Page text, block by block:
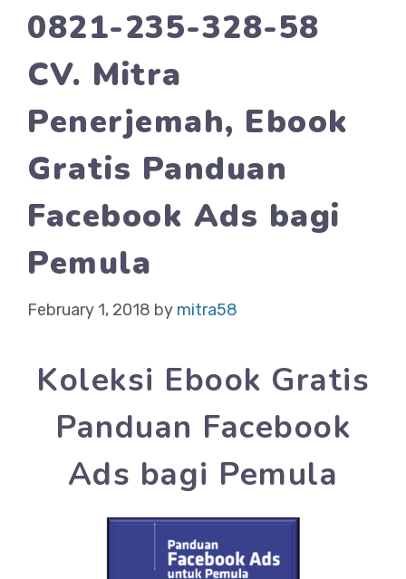
0821-235-328-58
CV. Mitra
Penerjemah, Ebook
Gratis Panduan
Facebook Ads bagi
Pemula
February 1, 2018 by mitra58
Koleksi Ebook Gratis
Panduan Facebook
Ads bagi Pemula